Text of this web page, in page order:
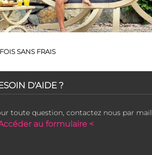
SANS FRAIS
D'AIDE ?
toute question, contactez nous par mail
au formulaire <